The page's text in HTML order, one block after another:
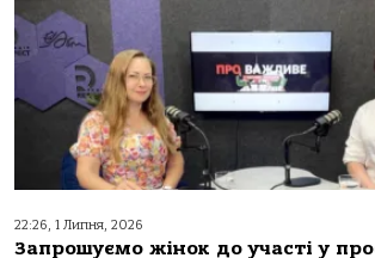
22:26, 1 Липня, 2026
Запрошуємо жінок до участі у